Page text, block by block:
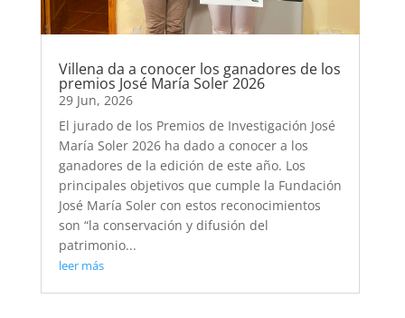
Villena da a conocer los ganadores de los
premios José María Soler 2026
29 Jun, 2026
El jurado de los Premios de Investigación José
María Soler 2026 ha dado a conocer a los
ganadores de la edición de este año. Los
principales objetivos que cumple la Fundación
José María Soler con estos reconocimientos
son “la conservación y difusión del
patrimonio...
leer más